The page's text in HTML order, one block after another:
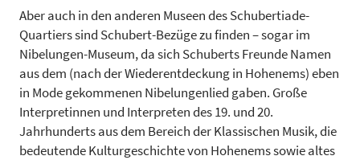
Aber auch in den anderen Museen des Schubertiade-
Quartiers sind Schubert-Bezüge zu finden – sogar im
Nibelungen-Museum, da sich Schuberts Freunde Namen
aus dem (nach der Wiederentdeckung in Hohenems) eben
in Mode gekommenen Nibelungenlied gaben. Große
Interpretinnen und Interpreten des 19. und 20.
Jahrhunderts aus dem Bereich der Klassischen Musik, die
bedeutende Kulturgeschichte von Hohenems sowie altes